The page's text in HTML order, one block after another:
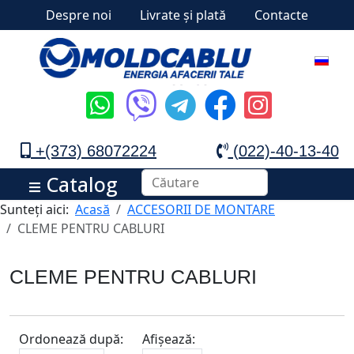
Despre noi Livrate și plată Contacte
+(373) 68072224 (022)-40-13-40
Catalog
Sunteți aici: Acasă
ACCESORII DE MONTARE
CLEME PENTRU CABLURI
CLEME PENTRU CABLURI
Ordonează după: Afișează: